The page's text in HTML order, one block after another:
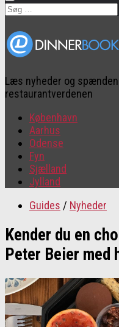
Søg
Læs nyheder og
restaurantverdenen
København
Aarhus
Odense
Fyn
Sjælland
Jylland
Guides / Nyheder
Kender du en
Peter Beier med